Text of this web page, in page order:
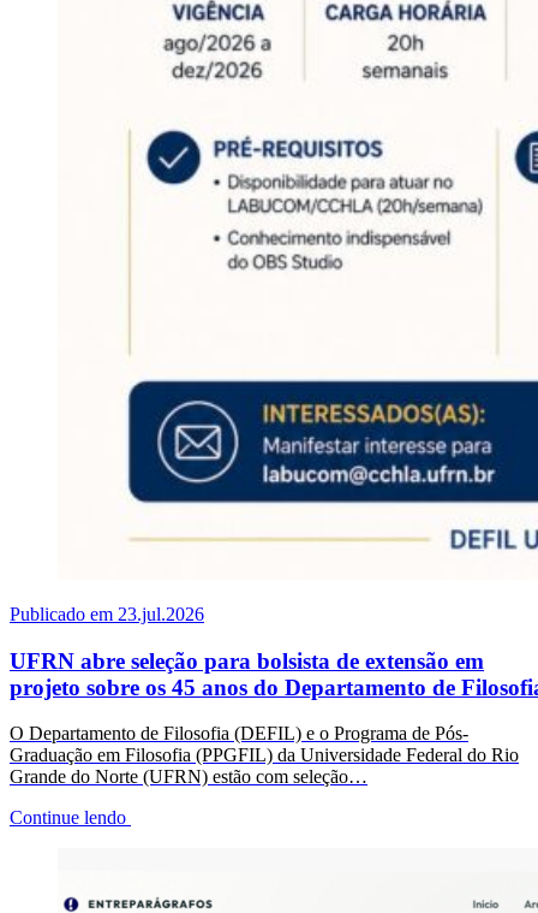
Publicado em 23.jul.2026
UFRN abre seleção para bolsista de extensão em
projeto sobre os 45 anos do Departamento de
O Departamento de Filosofia (DEFIL) e o Programa de Pós-
Graduação em Filosofia (PPGFIL) da Universidade Federal do Rio
Grande do Norte (UFRN) estão com seleção…
Continue lendo